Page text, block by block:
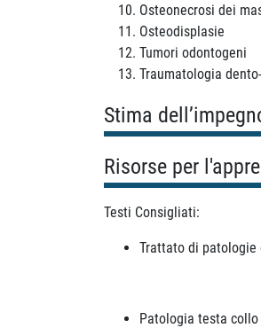
Osteonecrosi dei
Osteodisplasie
Tumori odontogeni
Traumatologia
Stima
Risorse per
Testi Consigliati:
Trattato di patologie
Patologia testa collo